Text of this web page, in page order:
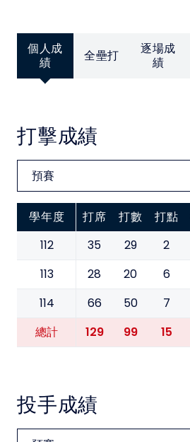
個人成
績
全壘打
逐場成
績
打擊成績
學年度 打席 打數 打點
112 35 29 2
113
28 20 6
114
66 50 7
總計 129 99 15
投手成績